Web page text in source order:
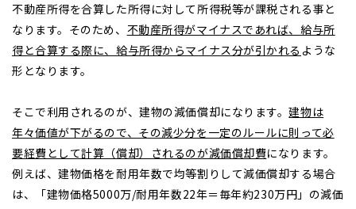
不動産所得を合算した所得に対して所得税等が課税される事と
なります。そのため、 不動産所得がマイナスであれば、給与所
得と合算する際に、給与所得からマイナス分が引かれる ような
形となります。
そこで利用されるのが、建物の減価償却になります。建物は
年々価値が下がるので、その減少分を一定のルールに則って必
要経費として計算（償却）されるのが減価償却費になります。
例えば、建物価格を耐用年数で均等割りして減価償却する場合
は、「建物価格5000万/耐用年数22年＝毎年約230万円」の減価